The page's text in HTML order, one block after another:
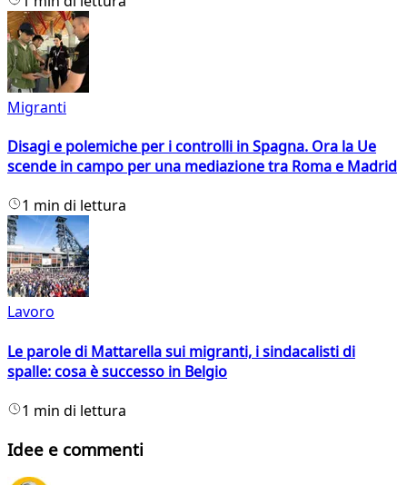
Migranti
Disagi e polemiche per i controlli in Spagna. Ora la Ue
scende in campo per una mediazione tra Roma e Madrid
1 min di lettura
Lavoro
Le parole di Mattarella sui migranti, i sindacalisti di
spalle: cosa è successo in Belgio
1 min di lettura
Idee e commenti